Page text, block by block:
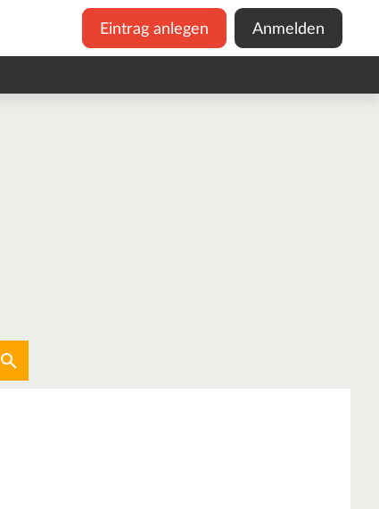
Eintrag anlegen Anmelden
Aktuellen Standort verwenden